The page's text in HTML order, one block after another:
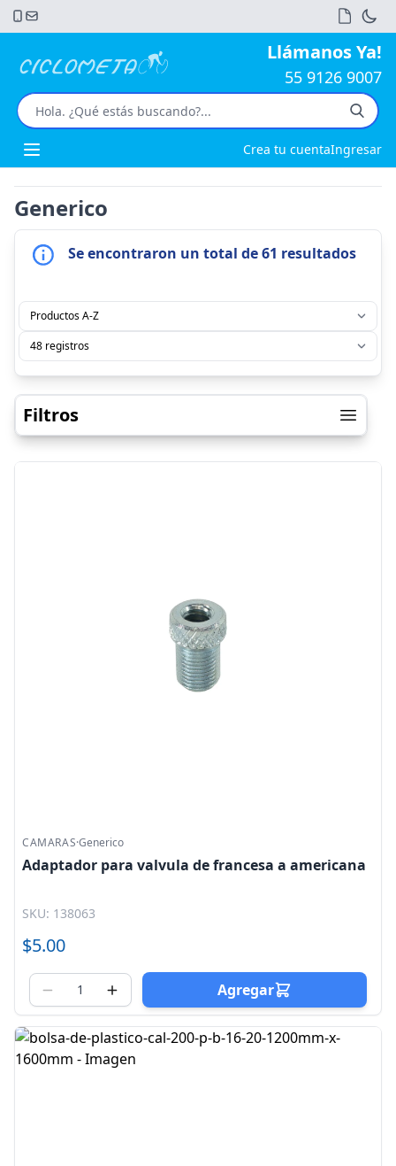
Llámanos Ya!
55 9126 9007
Open main menu Crea tu cuentaIngresar
Generico
Se encontraron un total de 61 resultados
Filtros
CAMARAS·Generico
Adaptador para valvula de francesa a americana
SKU: 138063
$5.00
Agregar